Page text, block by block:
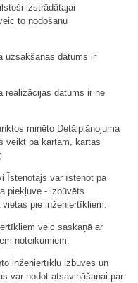
izstrādātajai
to nodošanu
uzsākšanas datums ir
realizācijas datums ir ne
minēto Detālplānojuma
veikt pa kārtām, kārtas
Īstenotājs var īstenot pa
piekļuve - izbūvēts
pie inženiertīkliem.
veic saskaņā ar
noteikumiem.
inženiertīklu izbūves un
var nodot atsavināšanai par